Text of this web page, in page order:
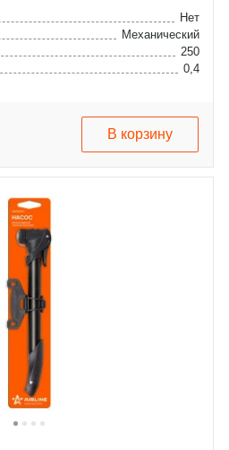
Нет
Механический
250
0,4
В корзину